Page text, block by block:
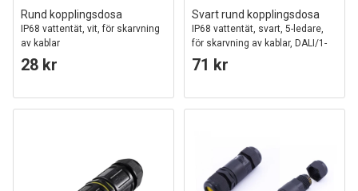
Rund kopplingsdosa
IP68 vattentät, vit, för skarvning
av kablar
28 kr
Svart rund kopplingsdosa
IP68 vattentät, svart, 5-ledare,
för skarvning av kablar, DALI/1-
10V dim
71 kr